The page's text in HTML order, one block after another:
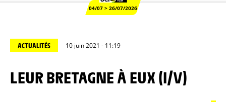
04/07 > 26/07/2026
ACTUALITÉS 10 juin 2021 - 11:19
LEUR BRETAGNE À EUX (I/V)